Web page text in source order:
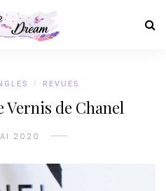
/ REVUES
Vernis de Chanel
2020